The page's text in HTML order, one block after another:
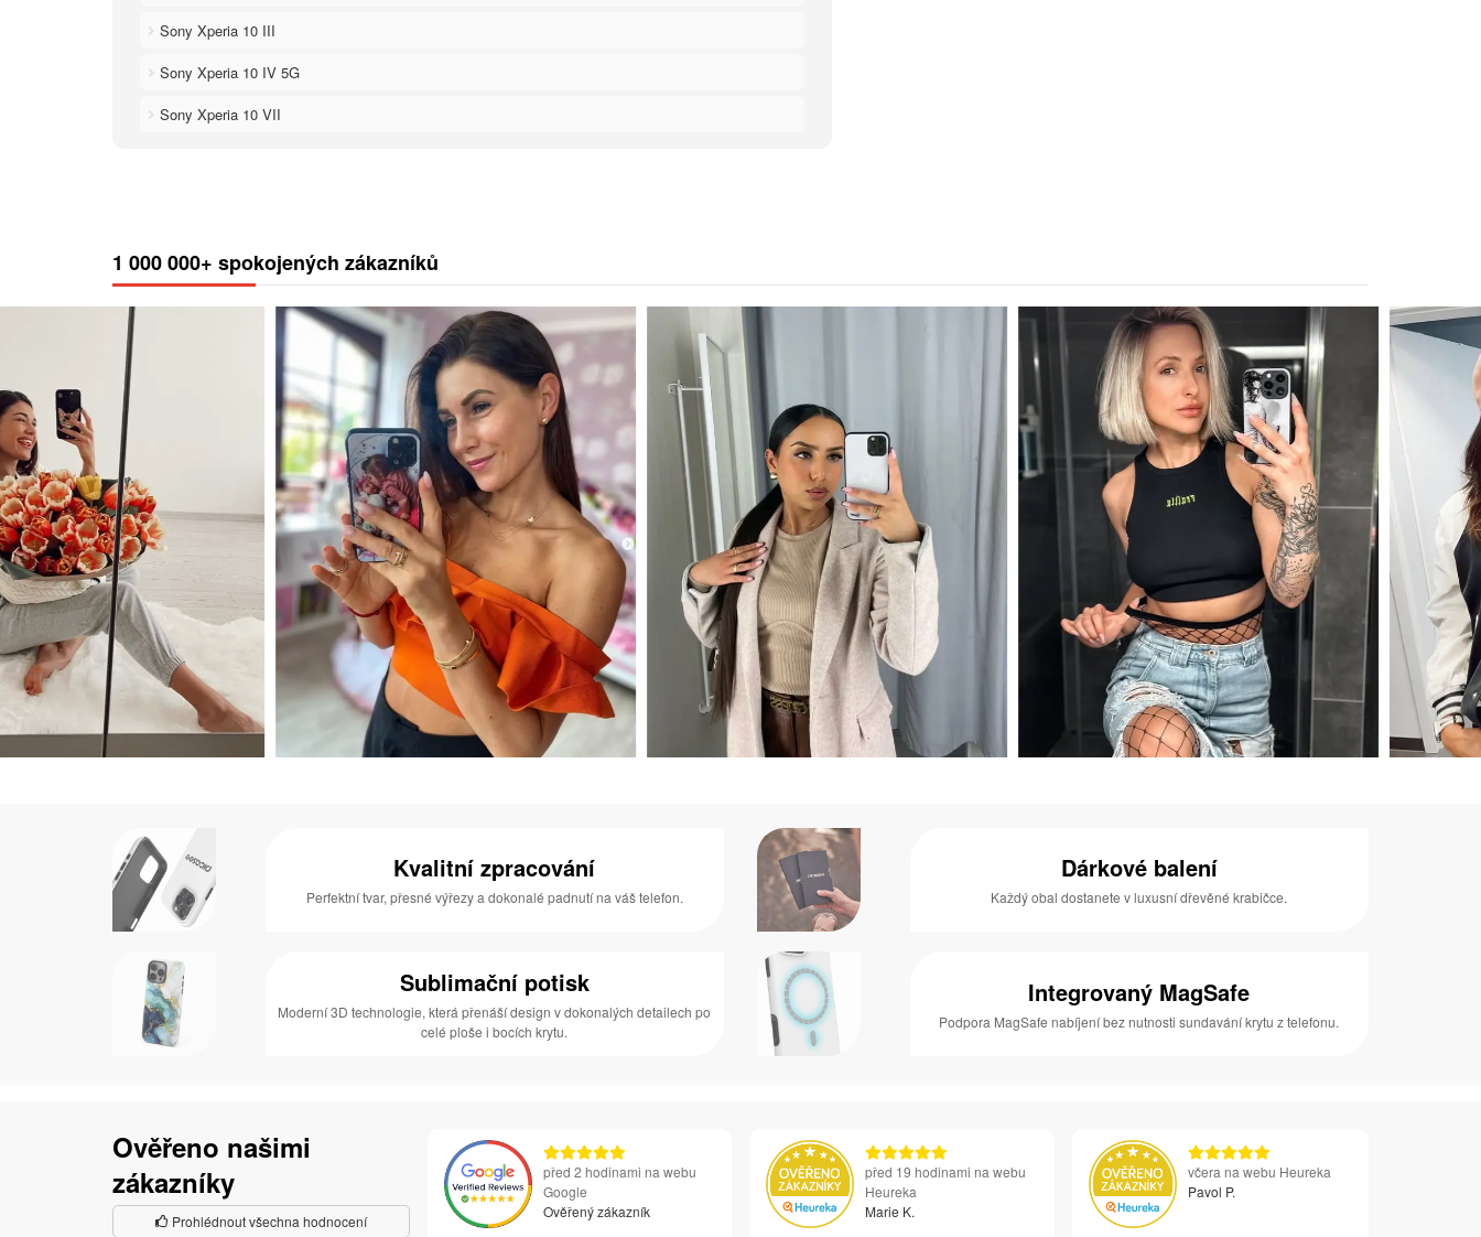
Sony Xperia 10 III
Sony Xperia 10 IV 5G
Sony Xperia 10 VII
1 000 000+ spokojených zákazníků
Kvalitní zpracování
Perfektní tvar, přesné výřezy a dokonalé padnutí na váš telefon.
Dárkové balení
Každý obal dostanete v luxusní dřevěné krabičce.
Sublimační potisk
Moderní 3D technologie, která přenáší design v dokonalých detailech po
celé ploše i bocích krytu.
Integrovaný MagSafe
Podpora MagSafe nabíjení bez nutnosti sundavání krytu z telefonu.
Ověřeno našimi
zákazníky
Prohlédnout všechna hodnocení
před 2 hodinami na webu
Google
Ověřený zákazník
před 19 hodinami na webu
Heureka
Marie K.
včera na webu Heureka
Pavol P.